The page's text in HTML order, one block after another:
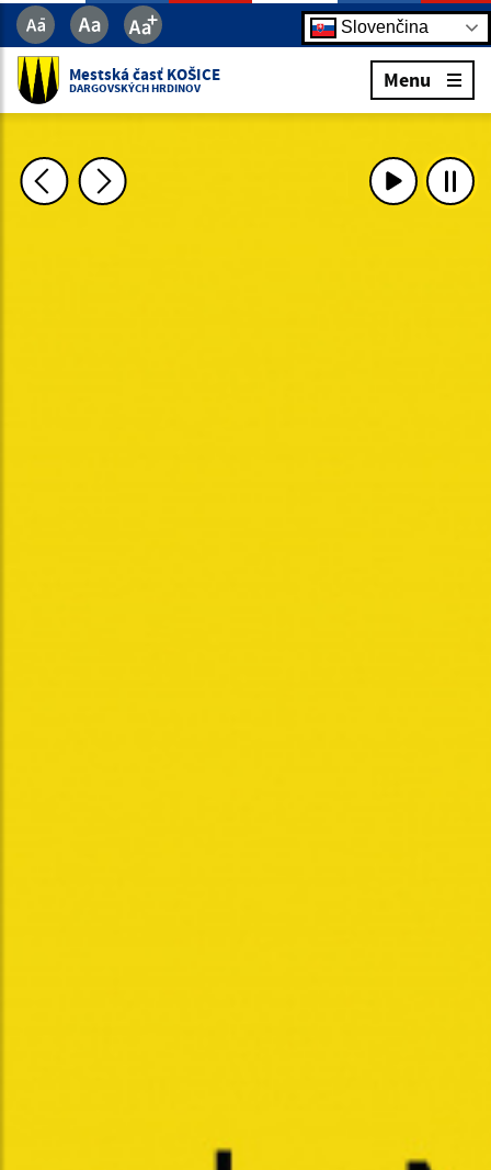
Slovenčina
Mestská časť KOŠICE
DARGOVSKÝCH HRDINOV Menu